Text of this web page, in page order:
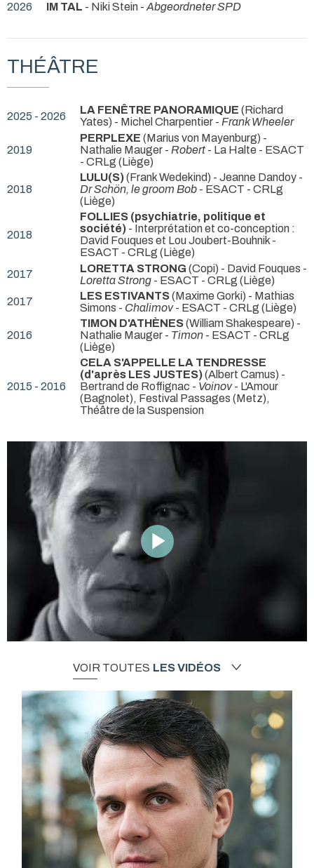
VOIR TOUTES LES VIDÉOS
2026 IM TAL - Niki Stein -Abgeordneter SPD
THÉÂTRE
2025 - 2026 LA FENÊTRE PANORAMIQUE (Richard
Yates) - Michel Charpentier - Frank Wheeler
2019
PERPLEXE (Marius von Mayenburg) -
Nathalie Mauger - Robert - La Halte - ESACT
- CRLg (Liège)
2018
LULU(S)(Frank Wedekind) - Jeanne Dandoy -
Dr Schön, le groom Bob - ESACT - CRLg
(Liège)
2018
FOLLIES (psychiatrie, politique et
société) - Interprétation et co-conception :
David Fouques et Lou Joubert-Bouhnik -
ESACT - CRLg (Liège)
2017
LORETTA STRONG (Copi) - David Fouques -
Loretta Strong - ESACT - CRLg (Liège)
2017
LES ESTIVANTS(Maxime Gorki) - Mathias
Simons - Chalimov- ESACT - CRLg (Liège)
2016
TIMON D'ATHÈNES(William Shakespeare) -
Nathalie Mauger - Timon - ESACT - CRLg
(Liège)
2015 - 2016
CELA S'APPELLE LA TENDRESSE
(d'après LES JUSTES)(Albert Camus) -
Bertrand de Roffignac - Voinov- L'Amour
(Bagnolet), Festival Passages (Metz),
Théâtre de la Suspension